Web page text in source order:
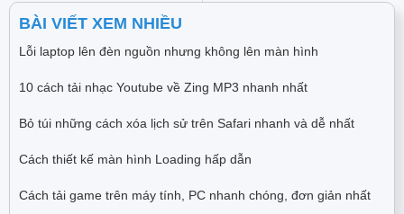
BÀI VIẾT XEM NHIỀU
Lỗi laptop lên đèn nguồn nhưng không lên màn hình
10 cách tải nhạc Youtube về Zing MP3 nhanh nhất
Bỏ túi những cách xóa lịch sử trên Safari nhanh và dễ nhất
Cách thiết kế màn hình Loading hấp dẫn
Cách tải game trên máy tính, PC nhanh chóng, đơn giản nhất